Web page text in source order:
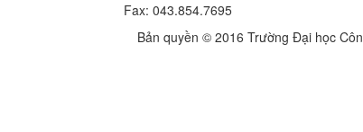
Fax: 043.854.7695
Bản quyền © 2016 Trường Đại học